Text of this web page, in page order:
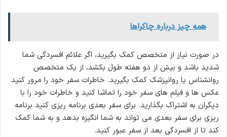
همه چیز درباره چاکراها
در صورت نیاز از متخصص کمک بگیرید، اگر علائم افسردگی شما
شدید باشد و بیش از دو هفته طول بکشد، از یک متخصص
روانشناس یا روانپزشک کمک بگیرید. خاطرات سفر خود را مرور کنید
عکس ها و فیلم های سفر خود را تماشا کنید و خاطرات خود را با
دیگران به اشتراک بگذارید. برای سفر بعدی برنامه ریزی کنید برنامه
ریزی برای سفر بعدی می تواند به شما انگیزه بدهد و به شما کمک
کند تا از افسردگی بعد از سفر عبور کنید.